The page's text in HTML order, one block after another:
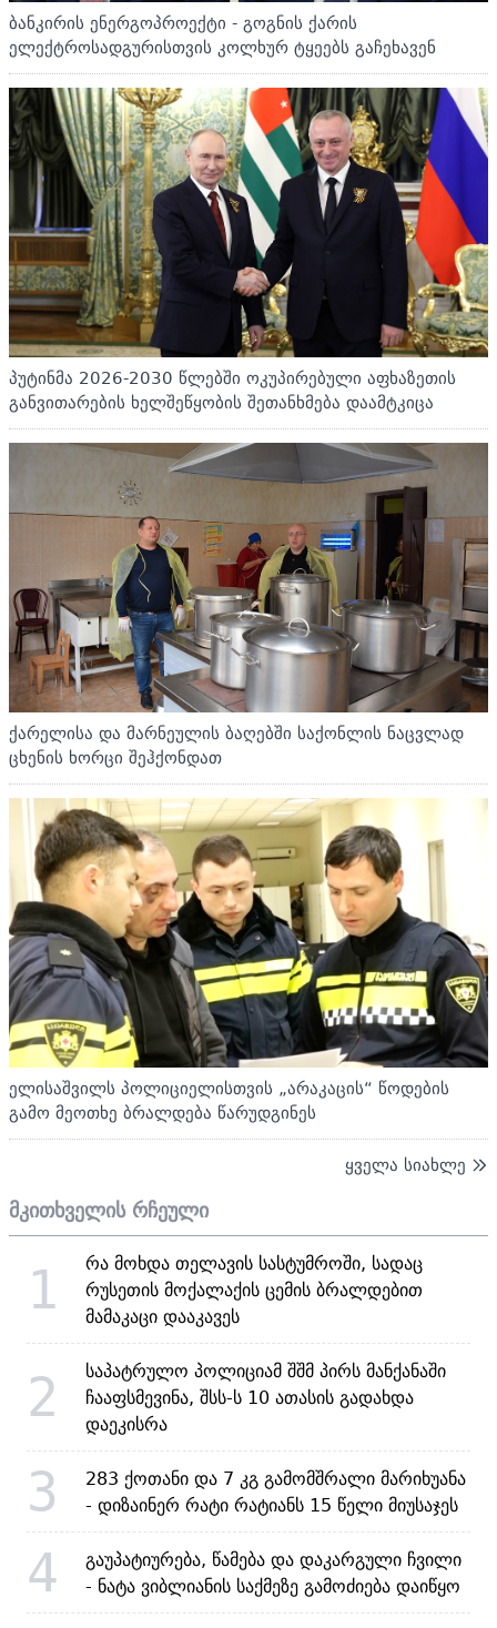
ბანკირის ენერგოპროექტი - გოგნის ქარის
ელექტროსადგურისთვის კოლხურ ტყეებს გაჩეხავენ
პუტინმა 2026-2030 წლებში ოკუპირებული აფხაზეთის
განვითარების ხელშეწყობის შეთანხმება დაამტკიცა
ქარელისა და მარნეულის ბაღებში საქონლის ნაცვლად
ცხენის ხორცი შეჰქონდათ
ელისაშვილს პოლიციელისთვის „არაკაცის“ წოდების
გამო მეოთხე ბრალდება წარუდგინეს
ყველა სიახლე
მკითხველის რჩეული
1
რა მოხდა თელავის სასტუმროში, სადაც
რუსეთის მოქალაქის ცემის ბრალდებით
მამაკაცი დააკავეს
2
საპატრულო პოლიციამ შშმ პირს მანქანაში
ჩააფსმევინა, შსს-ს 10 ათასის გადახდა
დაეკისრა
3
283 ქოთანი და 7 კგ გამომშრალი მარიხუანა
- დიზაინერ რატი რატიანს 15 წელი მიუსაჯეს
4
გაუპატიურება, წამება და დაკარგული ჩვილი
- ნატა ვიბლიანის საქმეზე გამოძიება დაიწყო